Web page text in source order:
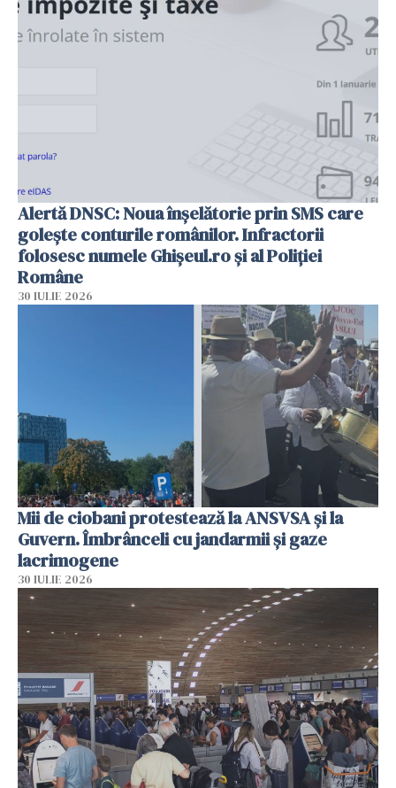
Alertă DNSC: Noua înșelătorie prin SMS care
golește conturile românilor. Infractorii
folosesc numele Ghișeul.ro și al Poliției
Române
30 IULIE 2026
Mii de ciobani protestează la ANSVSA și la
Guvern. Îmbrânceli cu jandarmii și gaze
lacrimogene
30 IULIE 2026